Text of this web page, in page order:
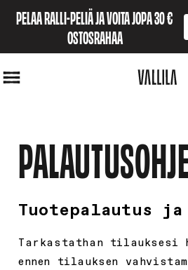
PELAA RALLI-PELIÄ JA VOITA JOPA 30 €
OSTOSRAHAA
siirry
sisältöön
Tuotepalautus
Tarkastathan
ennen tilauksen